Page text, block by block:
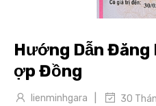
Hướng Dẫn Đăng
ợp Đồng
lienminhgara 30